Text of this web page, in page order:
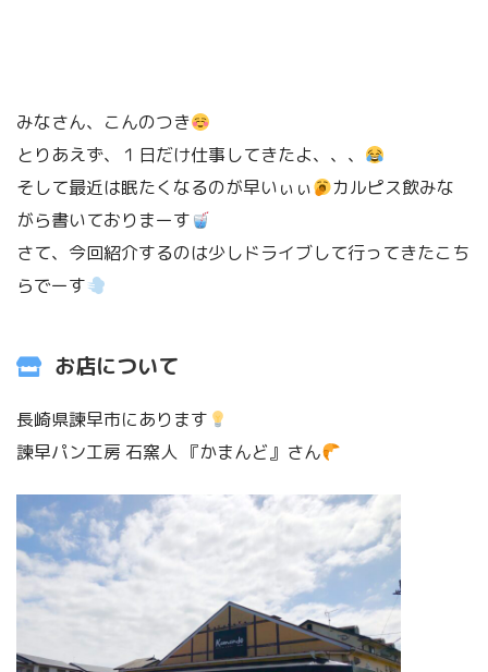
みなさん、こんのつき
とりあえず、１日だけ仕事してきたよ、、、
そして最近は眠たくなるのが早いぃぃ
カルピス飲みな
がら書いておりまーす
さて、今回紹介するのは少しドライブして行ってきたこち
らでーす
お店について
長崎県諫早市にあります
諫早パン工房 石窯人 『かまんど』さん